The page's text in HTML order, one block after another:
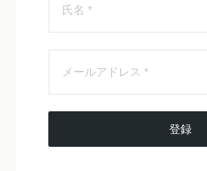
登録